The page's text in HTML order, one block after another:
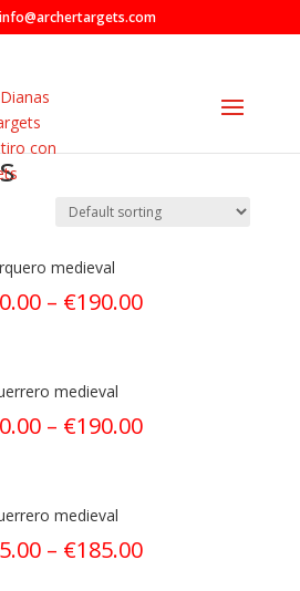
info@archertargets.com
medieval
– €190.00
medieval
– €190.00
medieval
– €185.00